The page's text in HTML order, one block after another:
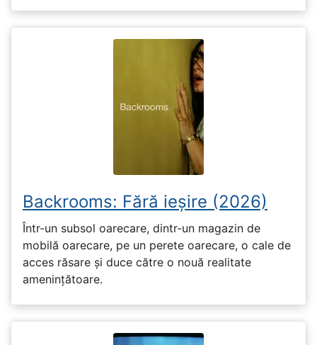
Backrooms: Fără ieșire (2026)
Într-un subsol oarecare, dintr-un magazin de
mobilă oarecare, pe un perete oarecare, o cale de
acces răsare și duce către o nouă realitate
amenințătoare.